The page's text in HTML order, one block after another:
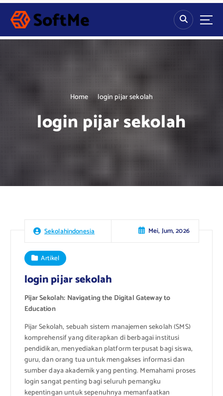
S
p
Home login pijar sekolah
login pijar sekolah
Sekolahindonesia Mei, Jum, 2026
Artikel
login pijar sekolah
Pijar Sekolah: Navigating the Digital Gateway to
Education
Pijar Sekolah, sebuah sistem manajemen sekolah (SMS)
komprehensif yang diterapkan di berbagai institusi
pendidikan, menyediakan platform terpusat bagi siswa,
guru, dan orang tua untuk mengakses informasi dan
sumber daya akademik yang penting. Memahami proses
login sangat penting bagi seluruh pemangku
kepentingan untuk sepenuhnya memanfaatkan